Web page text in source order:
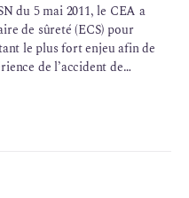
du 5 mai 2011, le CEA a
de sûreté (ECS) pour
le plus fort enjeu afin de
de l’accident de
a été étendu à toutes